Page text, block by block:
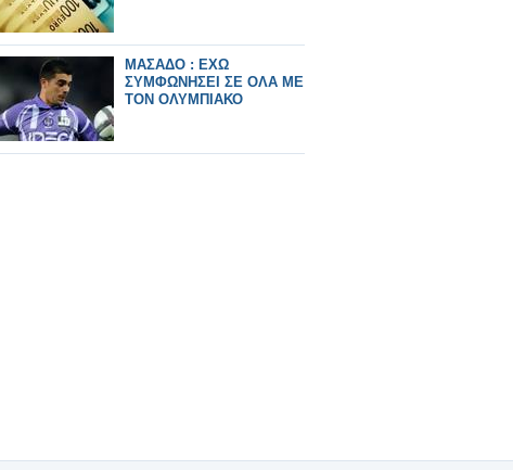
ΜΑΣΑΔΟ : ΕΧΩ
ΣΥΜΦΩΝΗΣΕΙ ΣΕ ΟΛΑ ΜΕ
ΤΟΝ ΟΛΥΜΠΙΑΚΟ